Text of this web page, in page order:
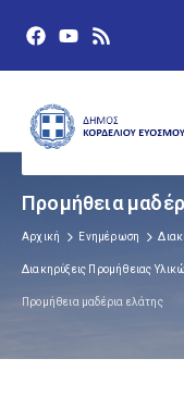
Προμήθεια
Αρχική Ενημέρωση
Διακηρύξεις Προμήθειας
Προμήθεια μαδέρια ελάτης